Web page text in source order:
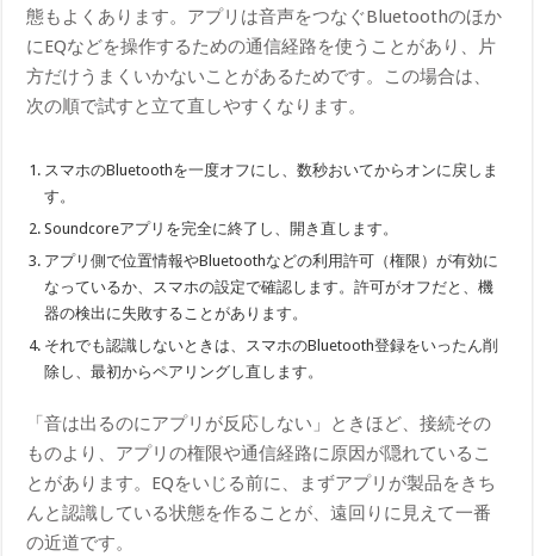
態もよくあります。アプリは音声をつなぐBluetoothのほか
にEQなどを操作するための通信経路を使うことがあり、片
方だけうまくいかないことがあるためです。この場合は、
次の順で試すと立て直しやすくなります。
スマホのBluetoothを一度オフにし、数秒おいてからオンに戻しま
す。
Soundcoreアプリを完全に終了し、開き直します。
アプリ側で位置情報やBluetoothなどの利用許可（権限）が有効に
なっているか、スマホの設定で確認します。許可がオフだと、機
器の検出に失敗することがあります。
それでも認識しないときは、スマホのBluetooth登録をいったん削
除し、最初からペアリングし直します。
「音は出るのにアプリが反応しない」ときほど、接続その
ものより、アプリの権限や通信経路に原因が隠れているこ
とがあります。EQをいじる前に、まずアプリが製品をきち
んと認識している状態を作ることが、遠回りに見えて一番
の近道です。